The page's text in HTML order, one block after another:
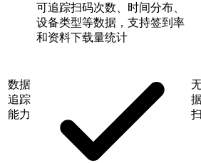
数据
追踪
能力
可追踪扫码次数、时间分布、
设备类型等数据，支持签到率
和资料下载量统计